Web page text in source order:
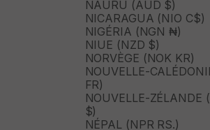
NAURU (AUD $)
NICARAGUA (NIO C$)
NIGÉRIA (NGN ₦)
NIUE (NZD $)
NORVÈGE (NOK KR)
NOUVELLE-
FR)
NOUVELLE-ZÉLANDE
$)
NÉPAL (NPR RS.)